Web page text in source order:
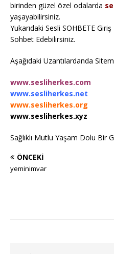
birinden güzel özel odalarda
yaşayabilirsiniz.
Yukarıdaki Sesli SOHBETE
Sohbet Edebilirsiniz.
Aşağıdaki Uzantılardanda
www.sesliherkes.com
www.sesliherkes.net
www.sesliherkes.org
www.sesliherkes.xyz
Sağlıklı Mutlu Yaşam Dolu Bir
ÖNCEKI
yeminimvar